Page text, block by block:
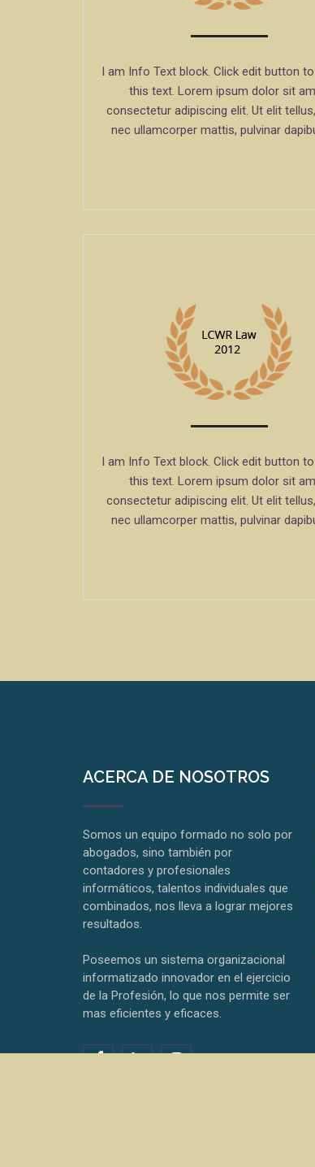
I am Info Text block. Click edit button
this text. Lorem ipsum dolor sit
consectetur adipiscing elit. Ut elit
nec ullamcorper mattis, pulvinar
I am Info Text block. Click edit button
this text. Lorem ipsum dolor sit
consectetur adipiscing elit. Ut elit
nec ullamcorper mattis, pulvinar
ACERCA DE NOSOTROS
Somos un equipo formado no solo por
abogados, sino también por
contadores y profesionales
informáticos, talentos individuales que
combinados, nos lleva a lograr mejores
resultados.
Poseemos un sistema organizacional
informatizado innovador en el ejercicio
de la Profesión, lo que nos permite ser
mas eficientes y eficaces.